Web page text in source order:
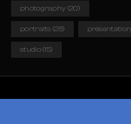
photography (20)
portraits (28) présentation
studio(15)